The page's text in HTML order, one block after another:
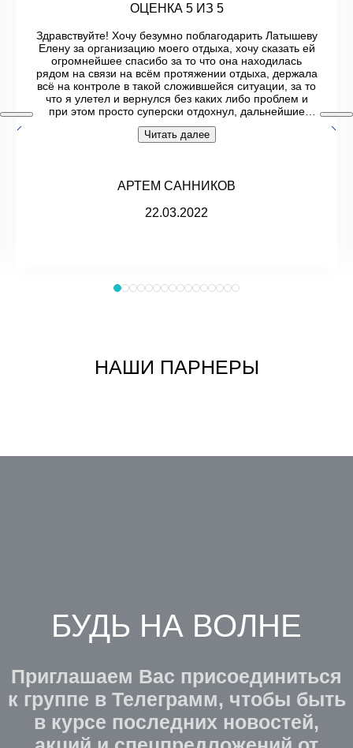
ОЦЕНКА 5 ИЗ 5
Здравствуйте! Хочу безумно поблагодарить Латышеву
Елену за организацию моего отдыха, хочу сказать ей
огромнейшее спасибо за то что она находилась
рядом на связи на всём протяжении отдыха, держала
всё на контроле в такой сложившейся ситуации, за то
что я улетел и вернулся без каких либо проблем и
при этом просто суперски отдохнул, дальнейшие
свои туры буду планировать только с ней и ни на кого
её не поменяю.Леночка ты супер как человек и как
Читать далее
АРТЕМ САННИКОВ
22.03.2022
НАШИ ПАРНЕРЫ
БУДЬ НА ВОЛНЕ
Приглашаем Вас присоединиться
к группе в Телеграмм, чтобы быть
в курсе последних новостей,